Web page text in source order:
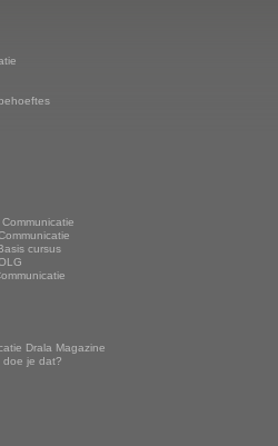
cursus
Drala Magazine
doe je dat?